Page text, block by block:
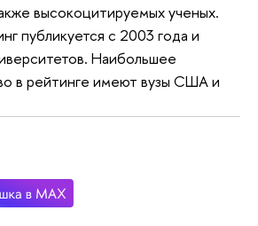
высокоцитируемых ученых.
публикуется с 2003 года и
Наибольшее
в рейтинге имеют вузы США и